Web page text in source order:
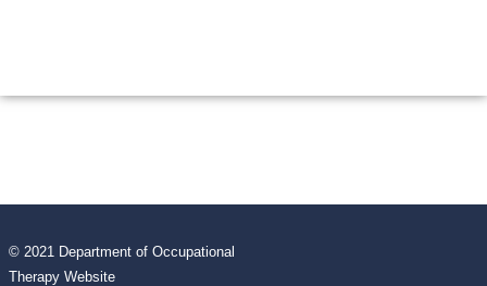
© 2021 Department of Occupational
Therapy Website